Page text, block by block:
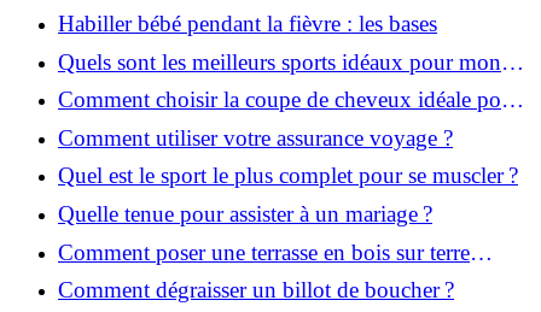
Habiller bébé pendant la fièvre : les bases
Quels sont les meilleurs sports idéaux pour mon
enfant ?
Comment choisir la coupe de cheveux idéale pour
votre visage ?
Comment utiliser votre assurance voyage ?
Quel est le sport le plus complet pour se muscler ?
Quelle tenue pour assister à un mariage ?
Comment poser une terrasse en bois sur terre
battue ?
Comment dégraisser un billot de boucher ?